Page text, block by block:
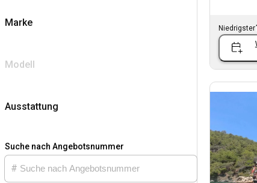
Marke
Modell
Ausstattung
Suche nach Angebotsnummer
Niedrigster